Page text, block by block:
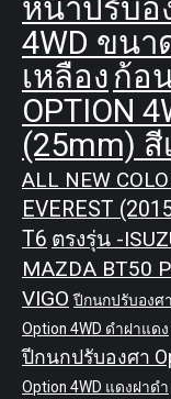
หน้าปรับอ
4WD ขนา
เหลือง ก้อ
OPTION
(25mm) สี
ALL NEW
EVEREST
T6 ตรงรุ่น -
MAZDA BT50
VIGO ปีกนกปรับองศ
Option 4WD ดำฝาแดง
ปีกนกปรับองศา
Option 4WD แดงฝาดำ